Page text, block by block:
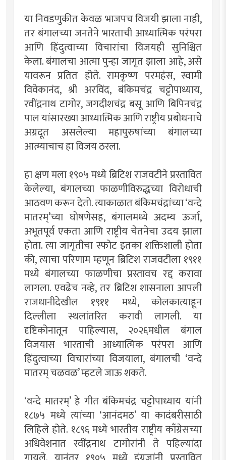
या निवडणुकीत केवळ भाजपच विजयी झाला नाही,
तर बंगालच्या जनतेने भारताची आध्यात्मिक परंपरा
आणि हिंदुत्वाच्या विचारांचा विजयही सुनिश्चित
केला. बंगालचा आत्मा पुन्हा जागृत झाला आहे, असे
यावरून प्रतित होते. रामकृष्ण परमहंस, स्वामी
विवेकानंद, श्री अरविंद, बंकिमचंद्र चट्टोपाध्याय,
रवींद्रनाथ टागोर, जगदीशचंद्र बसू आणि बिपिनचंद्र
पाल यांसारख्या आध्यात्मिक आणि राष्ट्रीय प्रबोधनाचे
अग्रदूत असलेल्या महापुरुषांच्या बंगालच्या
आत्म्याचाच हा विजय ठरला.
हा क्षण मला १९०५ मध्ये ब्रिटिश राजवटीने प्रस्तावित
केलेल्या, बंगालच्या फाळणीविरुद्धच्या विरोधाची
आठवण करून देतो. त्याकाळात बंकिमचंद्रांच्या ‘वन्दे
मातरम्’च्या घोषणेसह, बंगालमध्ये अदम्य ऊर्जा,
अभूतपूर्व एकता आणि राष्ट्रीय चेतनेचा उदय झाला
होता. त्या जागृतीचा स्फोट इतका शक्तिशाली होता
की, त्याचा परिणाम म्हणून ब्रिटिश राजवटीला १९११
मध्ये बंगालच्या फाळणीचा प्रस्तावच रद्द करावा
लागला. एवढेच नव्हे, तर ब्रिटिश शासनाला आपली
राजधानीदेखील १९११ मध्ये, कोलकात्याहून
दिल्लीला स्थलांतरित करावी लागली. या
दृष्टिकोनातून पाहिल्यास, २०२६मधील बंगाल
विजयास भारताची आध्यात्मिक परंपरा आणि
हिंदुत्वाच्या विचारांच्या विजयाला, बंगालची ‘वन्दे
मातरम् चळवळ’ म्हटले जाऊ शकते.
‘वन्दे मातरम्’ हे गीत बंकिमचंद्र चट्टोपाध्याय यांनी
१८७५ मध्ये त्यांच्या ‘आनंदमठ’ या कादंबरीसाठी
लिहिले होते. १८९६ मध्ये भारतीय राष्ट्रीय काँग्रेसच्या
अधिवेशनात रवींद्रनाथ टागोरांनी ते पहिल्यांदा